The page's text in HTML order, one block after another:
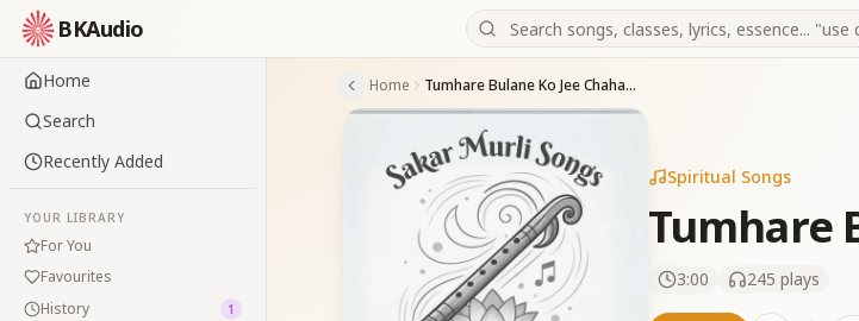
BKAudio
Home
Search
Recently Added
YOUR LIBRARY
For You
Favourites
History
1
Home Tumhare Bulane Ko Jee Chahata Hai
Spiritual Songs
Tumhare
3:00 245 plays